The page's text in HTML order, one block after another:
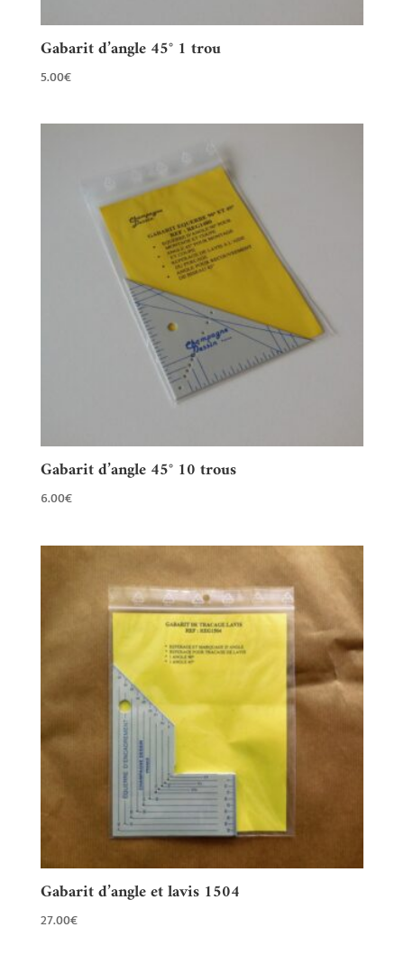
Gabarit d’angle 45° 1 trou
5.00€
Gabarit d’angle 45° 10 trous
6.00€
Gabarit d’angle et lavis 1504
27.00€